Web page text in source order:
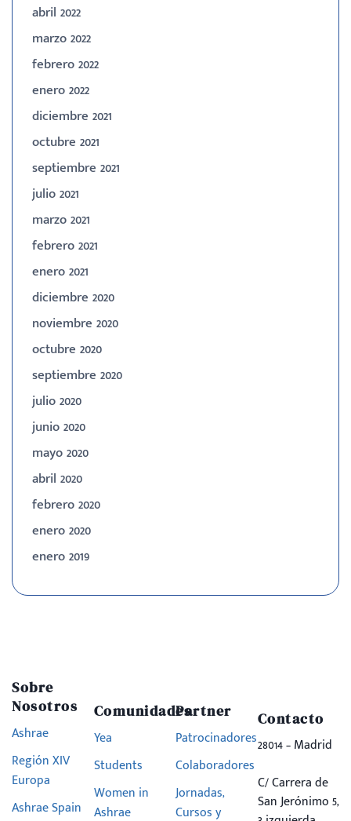
abril 2022
marzo 2022
febrero 2022
enero 2022
diciembre 2021
octubre 2021
septiembre 2021
julio 2021
marzo 2021
febrero 2021
enero 2021
diciembre 2020
noviembre 2020
octubre 2020
septiembre 2020
julio 2020
junio 2020
mayo 2020
abril 2020
febrero 2020
enero 2020
enero 2019
Sobre
Nosotros
Ashrae
Región XIV
Europa
Ashrae Spain
Comunidades
Yea
Students
Women in
Ashrae
Partner
Patrocinadores
Colaboradores
Jornadas,
Cursos y
Contacto
28014 – Madrid
C/ Carrera de
San Jerónimo 5,